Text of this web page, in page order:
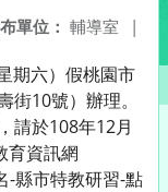
單位： 輔導室 |
期六）假桃園市
10號）辦理。
請於108年12月
育資訊網
縣市特教研習-點